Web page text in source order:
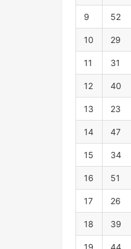
9 52
10 29
11 31
12 40
13 23
14 47
15 34
16 51
17 26
18 39